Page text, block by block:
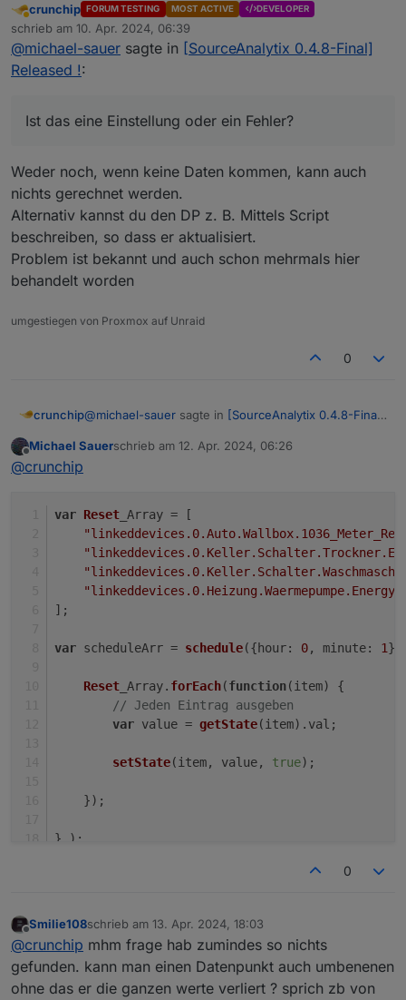
habe das Problem das bei einem Tageswechsel
der Zähler nicht auf null gesetzt wird.
Er fängt erst an umzuschalten wenn wieder
Ist das eine Einstellung oder ein Fehler?
Abwesend
crunchip FORUM TESTING MOST ACTIVE DEVELOPER
schrieb am 10. Apr. 2024, 06:39
zuletzt editiert von
@michael-sauer sagte in [SourceAnalytix 0.4.8-Final]
Released !:
Ist das eine Einstellung oder ein Fehler?
Weder noch, wenn keine Daten kommen, kann auch
nichts gerechnet werden.
Alternativ kannst du den DP z. B. Mittels Script
beschreiben, so dass er aktualisiert.
Problem ist bekannt und auch schon mehrmals hier
behandelt worden
umgestiegen von Proxmox auf Unraid
0
crunchip@michael-sauer sagte in [SourceAnalytix 0.4.8-Final]
Weder noch, wenn keine Daten kommen, kann auch
nichts gerechnet werden.
Alternativ kannst du den DP z. B. Mittels Script
beschreiben, so dass er aktualisiert.
Problem ist bekannt und auch schon mehrmals hier
behandelt worden
Michael Sauerschrieb am 12. Apr. 2024, 06:26
zuletzt editiert von
@crunchip
var Reset _Array = [
"linkeddevices.0.Heizung.Waermepumpe.Energy"
];
var scheduleArr = schedule({hour: 0, minute: 1
Reset _Array. forEach(function( item) {
// Jeden Eintrag ausgeben
var value = getState(item). val ;
setState(item, value, true);
    });
} );
0
Smilie108schrieb am 13. Apr. 2024, 18:03
zuletzt editiert von
@crunchip mhm frage hab zumindes so nichts
gefunden. kann man einen Datenpunkt auch umbenenen
ohne das er die ganzen werte verliert ? sprich zb von